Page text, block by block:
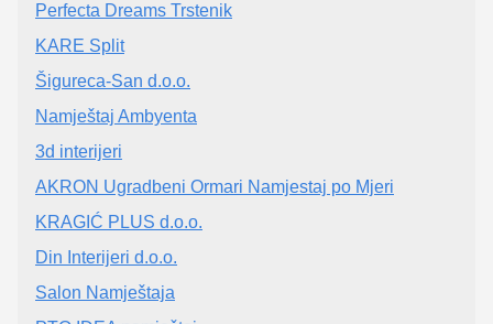
Perfecta Dreams Trstenik
KARE Split
Šigureca-San d.o.o.
Namještaj Ambyenta
3d interijeri
AKRON Ugradbeni Ormari Namjestaj po Mjeri
KRAGIĆ PLUS d.o.o.
Din Interijeri d.o.o.
Salon Namještaja